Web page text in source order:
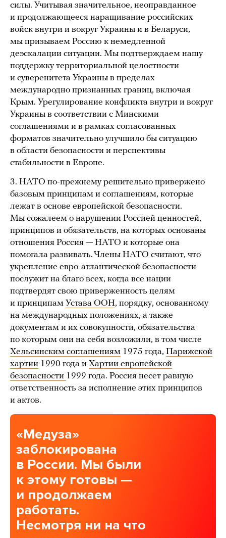
силы. Учитывая значительное, неоправданное
и продолжающееся наращивание российских
войск внутри и вокруг Украины и в Беларуси,
мы призываем Россию к немедленной
деэскалации ситуации. Мы подтверждаем нашу
поддержку территориальной целостности
и суверенитета Украины в пределах
международно признанных границ, включая
Крым. Урегулирование конфликта внутри и вокруг
Украины в соответствии с Минскими
соглашениями и в рамках согласованных
форматов значительно улучшило бы ситуацию
в области безопасности и перспективы
стабильности в Европе.
3. НАТО по-прежнему решительно привержено
базовым принципам и соглашениям, которые
лежат в основе европейской безопасности.
Мы сожалеем о нарушении Россией ценностей,
принципов и обязательств, на которых основаны
отношения Россия — НАТО и которые она
помогала развивать. Члены НАТО считают, что
укрепление евро-атлантической безопасности
послужит на благо всех, когда все нации
подтвердят свою приверженность целям
и принципам Устава ООН, порядку, основанному
на международных положениях, а также
документам и их совокупности, обязательства
по которым они на себя возложили, в том числе
Хельсинским соглашениям 1975 года, Парижской
хартии 1990 года и Хартии европейской
безопасности 1999 года. Россия несет равную
ответственность за исполнение этих принципов
и актов.
«Медуза»
заблокирована
в России. Мы были
к этому готовы —
и продолжаем
работать.
Несмотря ни на что